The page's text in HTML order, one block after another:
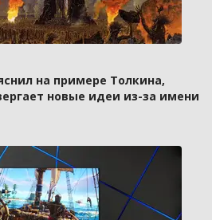
на примере Толкина,
новые идеи из-за имени